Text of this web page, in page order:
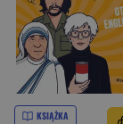
KSIĄŻKA